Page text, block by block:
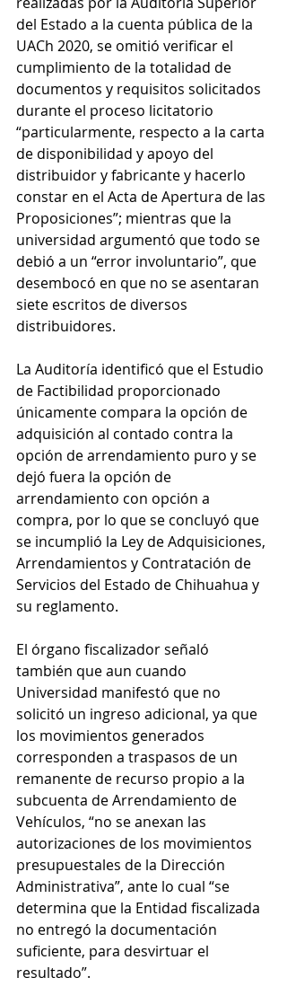
del Estado a la cuenta pública de la
UACh 2020, se omitió verificar el
cumplimiento de la totalidad de
documentos y requisitos solicitados
durante el proceso licitatorio
“particularmente, respecto a la carta
de disponibilidad y apoyo del
distribuidor y fabricante y hacerlo
constar en el Acta de Apertura de las
Proposiciones”; mientras que la
universidad argumentó que todo se
debió a un “error involuntario”, que
desembocó en que no se asentaran
siete escritos de diversos
distribuidores.
La Auditoría identificó que el Estudio
de Factibilidad proporcionado
únicamente compara la opción de
adquisición al contado contra la
opción de arrendamiento puro y se
dejó fuera la opción de
arrendamiento con opción a
compra, por lo que se concluyó que
se incumplió la Ley de Adquisiciones,
Arrendamientos y Contratación de
Servicios del Estado de Chihuahua y
su reglamento.
El órgano fiscalizador señaló
también que aun cuando
Universidad manifestó que no
solicitó un ingreso adicional, ya que
los movimientos generados
corresponden a traspasos de un
remanente de recurso propio a la
subcuenta de Arrendamiento de
Vehículos, “no se anexan las
autorizaciones de los movimientos
presupuestales de la Dirección
Administrativa”, ante lo cual “se
determina que la Entidad fiscalizada
no entregó la documentación
suficiente, para desvirtuar el
resultado”.